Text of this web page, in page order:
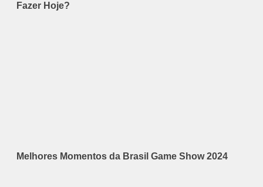
Fazer Hoje?
Melhores Momentos da Brasil Game Show 2024